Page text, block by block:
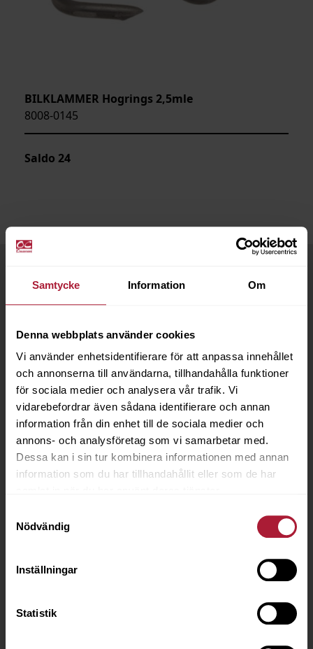
Samtycke Information Om
Denna webbplats använder cookies
Vi använder enhetsidentifierare för att anpassa innehållet
och annonserna till användarna, tillhandahålla funktioner
för sociala medier och analysera vår trafik. Vi
vidarebefordrar även sådana identifierare och annan
information från din enhet till de sociala medier och
annons- och analysföretag som vi samarbetar med.
Dessa kan i sin tur kombinera informationen med annan
information som du har tillhandahållit eller som de har
Nödvändig
Inställningar
Statistik
BILKLAMMER Hogrings 2,5mle
8008-0145
Saldo 24
OC Foam & Fabric Spray Adhesive